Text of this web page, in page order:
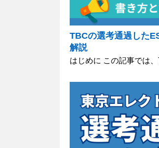
TBCの選考通過した
解説
はじめに この記事では